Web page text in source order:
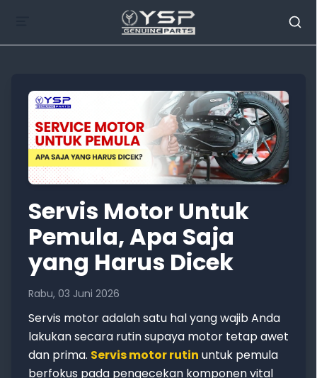
Servis Motor Untuk
Pemula, Apa Saja
yang Harus Dicek
Rabu, 03 Juni 2026
Servis motor adalah satu hal yang wajib Anda
lakukan secara rutin supaya motor tetap awet
dan prima. Servis motor rutin untuk pemula
berfokus pada pengecekan komponen vital